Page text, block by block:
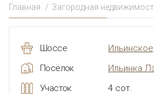
Главная Загородная
Шоссе
Посёлок
Ильинка
Участок
4 сот.